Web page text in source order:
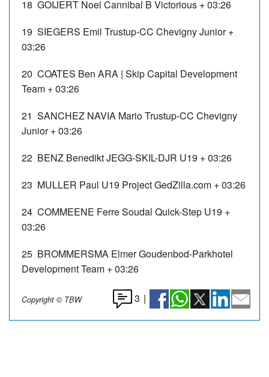
18 GOIJERT Noel Cannibal B Victorious + 03:26
19 SIEGERS Emil Trustup-CC Chevigny Junior +
03:26
20 COATES Ben ARA | Skip Capital Development
Team + 03:26
21 SANCHEZ NAVIA MarioTrustup-CC Chevigny
Junior + 03:26
22 BENZ BenediktJEGG-SKIL-DJR U19 + 03:26
23 MULLER Paul U19 Project GedZilla.com + 03:26
24 COMMEENE FerreSoudal Quick-Step U19 +
03:26
25 BROMMERSMA ElmerGoudenbod-Parkhotel
Development Team + 03:26
Copyright © TBW 3 |